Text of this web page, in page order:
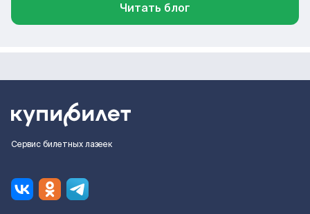
Читать блог
Сервис билетных лазеек